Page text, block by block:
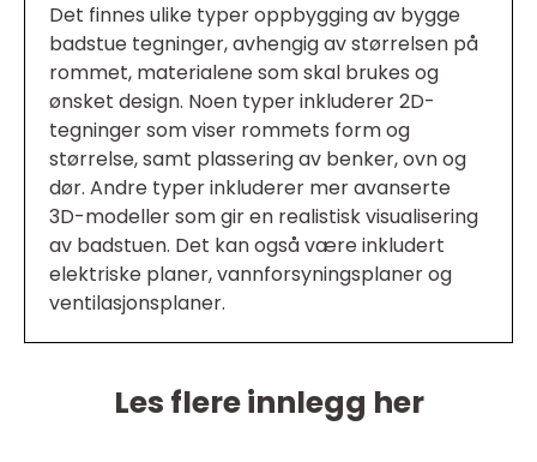
Det finnes ulike typer oppbygging av bygge
badstue tegninger, avhengig av størrelsen på
rommet, materialene som skal brukes og
ønsket design. Noen typer inkluderer 2D-
tegninger som viser rommets form og
størrelse, samt plassering av benker, ovn og
dør. Andre typer inkluderer mer avanserte
3D-modeller som gir en realistisk visualisering
av badstuen. Det kan også være inkludert
elektriske planer, vannforsyningsplaner og
ventilasjonsplaner.
Les flere innlegg her